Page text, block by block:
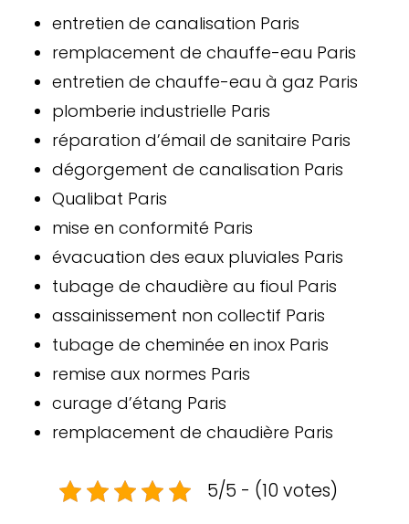
entretien de canalisation Paris
remplacement de chauffe-eau Paris
entretien de chauffe-eau à gaz Paris
plomberie industrielle Paris
réparation d’émail de sanitaire Paris
dégorgement de canalisation Paris
Qualibat Paris
mise en conformité Paris
évacuation des eaux pluviales Paris
tubage de chaudière au fioul Paris
assainissement non collectif Paris
tubage de cheminée en inox Paris
remise aux normes Paris
curage d’étang Paris
remplacement de chaudière Paris
5/5 - (10 votes)